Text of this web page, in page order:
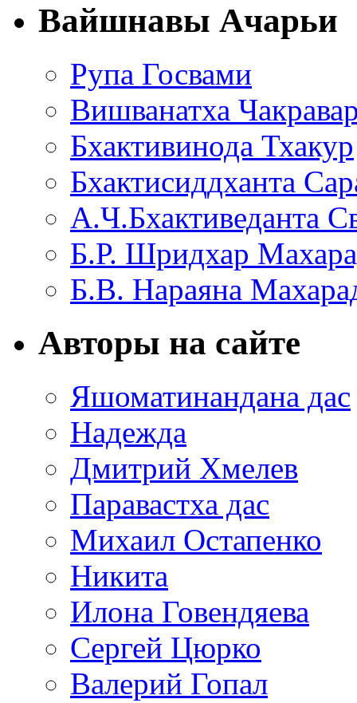
Вайшнавы Ачарьи
Рупа Госвами
Вишванатха
Бхактивинода Тхакур
Бхактисиддханта
А.Ч.Бхактиведанта
Б.Р. Шридхар
Б.В. Нараяна
Авторы на сайте
Яшоматинандана дас
Надежда
Дмитрий Хмелев
Паравастха дас
Михаил Остапенко
Никита
Илона Говендяева
Сергей Цюрко
Валерий Гопал